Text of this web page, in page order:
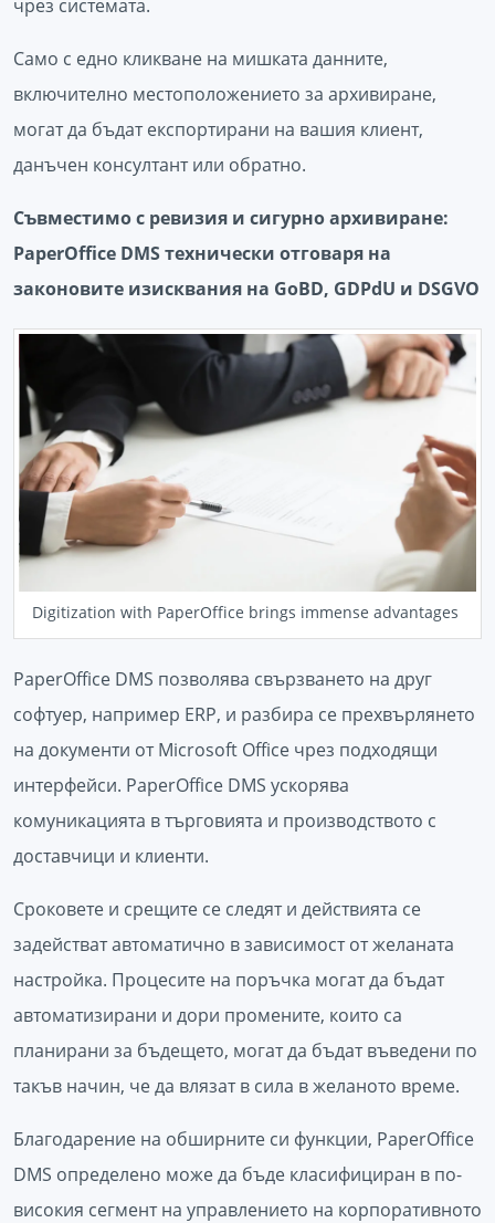
чрез системата.
Само с едно кликване на мишката данните,
включително местоположението за архивиране,
могат да бъдат експортирани на вашия клиент,
данъчен консултант или обратно.
Съвместимо с ревизия и сигурно архивиране:
PaperOffice DMS технически отговаря на
законовите изисквания на GoBD, GDPdU и DSGVO
Digitization with PaperOffice brings immense advantages
PaperOffice DMS позволява свързването на друг
софтуер, например ERP, и разбира се прехвърлянето
на документи от Microsoft Office чрез подходящи
интерфейси. PaperOffice DMS ускорява
комуникацията в търговията и производството с
доставчици и клиенти.
Сроковете и срещите се следят и действията се
задействат автоматично в зависимост от желаната
настройка. Процесите на поръчка могат да бъдат
автоматизирани и дори промените, които са
планирани за бъдещето, могат да бъдат въведени по
такъв начин, че да влязат в сила в желаното време.
Благодарение на обширните си функции, PaperOffice
DMS определено може да бъде класифициран в по-
високия сегмент на управлението на корпоративното